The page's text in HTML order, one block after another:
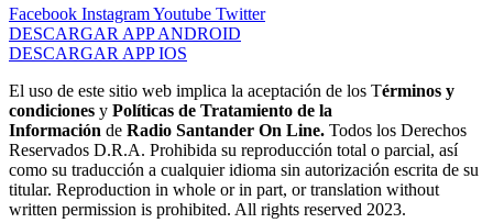
Facebook InstagramYoutube Twitter
DESCARGAR APP ANDROID
DESCARGAR APP IOS
El uso de este sitio web implica la aceptación de los Términos y
condiciones y Políticas de Tratamiento de la
Información de Radio Santander On Line. Todos los Derechos
Reservados D.R.A. Prohibida su reproducción total o parcial, así
como su traducción a cualquier idioma sin autorización escrita de su
titular. Reproduction in whole or in part, or translation without
written permission is prohibited. All rights reserved 2023.